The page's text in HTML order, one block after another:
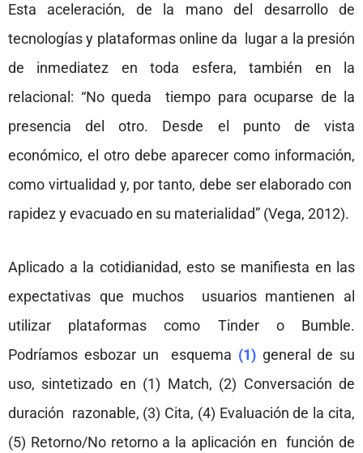
Esta aceleración, de la mano del desarrollo de
tecnologías y plataformas online da lugar a la presión
de inmediatez en toda esfera, también en la
relacional: “No queda tiempo para ocuparse de la
presencia del otro. Desde el punto de vista
económico, el otro debe aparecer como información,
como virtualidad y, por tanto, debe ser elaborado con
rapidez y evacuado en su materialidad” (Vega, 2012).
Aplicado a la cotidianidad, esto se manifiesta en las
expectativas que muchos usuarios mantienen al
utilizar plataformas como Tinder o Bumble.
Podríamos esbozar un esquema (1) general de su
uso, sintetizado en (1) Match, (2) Conversación de
duración razonable, (3) Cita, (4) Evaluación de la cita,
(5) Retorno/No retorno a la aplicación en función de